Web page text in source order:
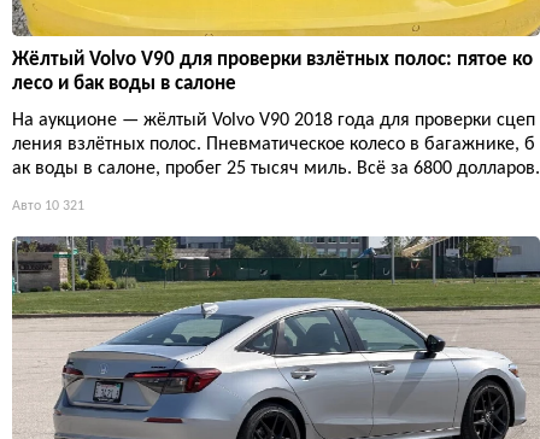
Жёлтый Volvo V90 для проверки взлётных полос: пятое ко
лесо и бак воды в салоне
На аукционе — жёлтый Volvo V90 2018 года для проверки сцеп
ления взлётных полос. Пневматическое колесо в багажнике, б
ак воды в салоне, пробег 25 тысяч миль. Всё за 6800 долларов.
Авто 10 321